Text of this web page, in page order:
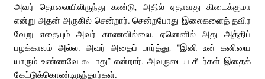
அவர் தொலையிலிருந்து கண்டு, அதில் ஏதாவது கிடைக்குமா
என்று அதன் அருகில் சென்றார். சென்றபோது இலைகளைத் தவிர
வேறு எதையும் அவர் காணவில்லை. ஏனெனில் அது அத்திப்
பழக்காலம் அல்ல. அவர் அதைப் பார்த்து, “இனி உன் கனியை
யாரும் உண்ணவே கூடாது” என்றார். அவருடைய சீடர்கள் இதைக்
கேட்டுக்கொண்டிருந்தார்கள்.